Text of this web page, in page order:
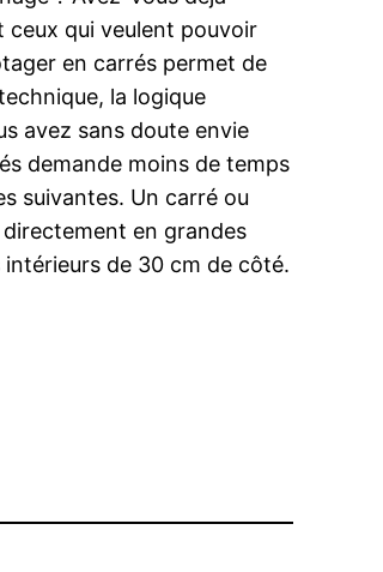
ceux qui veulent pouvoir
en carrés permet de
la logique
avez sans doute envie
demande moins de temps
suivantes. Un carré ou
en grandes
de 30 cm de côté.